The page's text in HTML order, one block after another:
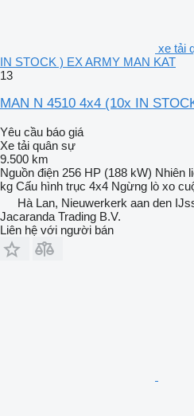
xe tải
IN STOCK ) EX ARMY MAN KAT
13
MAN N 4510 4x4 (10x IN
Yêu cầu báo giá
Xe tải quân sự
9.500 km
Nguồn điện 256 HP (188 kW) Nhiên
kg Cấu hình trục 4x4 Ngừng lò xo
Hà Lan, Nieuwerkerk aan den
Jacaranda Trading B.V.
Liên hệ với người bán